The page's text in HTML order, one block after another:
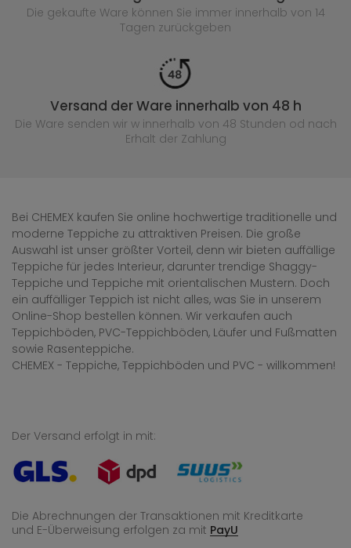
Die gekaufte Ware können Sie immer innerhalb von 14
Tagen zurückgeben
Versand der Ware innerhalb von 48 h
Die Ware senden wir w innerhalb von 48 Stunden od nach
Erhalt der Zahlung
Bei CHEMEX kaufen Sie online hochwertige traditionelle und
moderne Teppiche zu attraktiven Preisen. Die große
Auswahl ist unser größter Vorteil, denn wir bieten auffällige
Teppiche für jedes Interieur, darunter trendige Shaggy-
Teppiche und Teppiche mit orientalischen Mustern. Doch
ein auffälliger Teppich ist nicht alles, was Sie in unserem
Online-Shop bestellen können. Wir verkaufen auch
Teppichböden, PVC-Teppichböden, Läufer und Fußmatten
sowie Rasenteppiche.
CHEMEX - Teppiche, Teppichböden und PVC - willkommen!
Der Versand erfolgt in mit:
Die Abrechnungen der Transaktionen mit Kreditkarte
und E-Überweisung erfolgen za mit PayU